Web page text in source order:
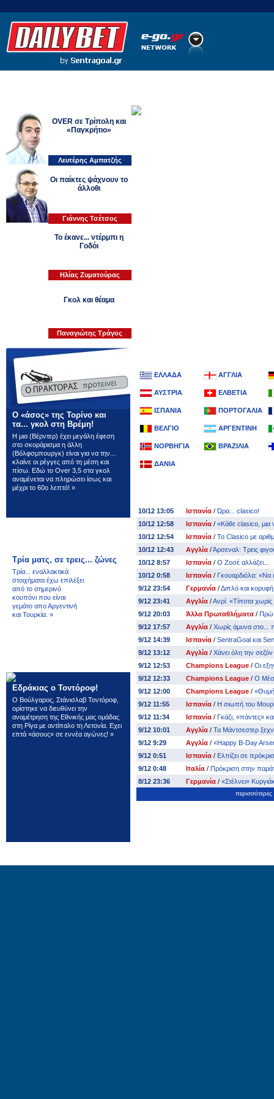
OVER σε Τρίπολη και
«Παγκρήτιο»
Λευτέρης Αμπατζής
Οι παίκτες ψάχνουν το
άλλοθι
Γιάννης Τσέτσος
Το έκανε... ντέρμπι η
Γοδόι
Ηλίας Ζυματούρας
Γκολ και θέαμα
Παναγιώτης Τράγος
Ο «άσος» της Τορίνο και
τα... γκολ στη Βρέμη!
Η μια (Βέρντερ) έχει μεγάλη έφεση
στο σκοράρισμα η άλλη
(Βόλφσμπουργκ) είναι για να την...
κλαίνε οι ρέγγες από τη μέση και
πίσω. Εδώ το Over 3,5 στα γκολ
αναμένεται να πληρώσει ίσως και
μέχρι το 60ο λεπτό! »
Τρία ματς, σε τρεις... ζώνες
Τρία... εναλλακτικά
στοιχήματα έχω επιλέξει
από το σημερινό
κουπόνι που είναι
γεμάτο απο Αργεντινή
και Τουρκία. »
Εδράκιας ο Τοντόροφ!
Ο Βούλγαρος, Στάνισλαβ Τοντόροφ,
ορίστηκε να διευθύνει την
αναμέτρηση της Εθνικής μας ομάδας
στη Ρίγα με αντίπαλο τη Λετονία. Εχει
επτά «άσους» σε εννέα αγώνες! »
ΕΛΛΑΔΑ ΑΓΓΛΙΑ
ΑΥΣΤΡΙΑ ΕΛΒΕΤΙΑ
ΙΣΠΑΝΙΑ ΠΟΡΤΟΓΑΛΙΑ
ΒΕΛΓΙΟ ΑΡΓΕΝΤΙΝΗ
ΝΟΡΒΗΓΙΑ ΒΡΑΖΙΛΙΑ
ΔΑΝΙΑ
10/12 13:05 Ισπανία /Ώρα... clasico!
10/12 12:58
Ισπανία / «Kάθε clasico, μια
10/12 12:54
Ισπανία / Το Clasico με
10/12 12:43
Αγγλία /Άρσεναλ: Τρεις
10/12 8:57
Ισπανία / Ο Ζοσέ αλλάζει...
10/12 0:58
Ισπανία / Γκουαρδιόλα: «Να
9/12 23:54
Γερμανία /Διπλό και
9/12 23:41
Αγγλία /Ανρί: «Τίποτα
9/12 20:03
Άλλα Πρωταθλήματα /
9/12 17:57
Αγγλία / Χωρίς άμυνα στο...
9/12 14:39
Ισπανία / SentraGoal και
9/12 13:12
Αγγλία / Χάνει όλη την σεζόν
9/12 12:53
Champions League / Οι
9/12 12:33
Champions League / Ο
9/12 12:00
Champions League /
9/12 11:55
Ισπανία / Η σιωπή του
9/12 11:34
Ισπανία / Γκάζι, «πάντες»
9/12 10:01
Αγγλία / Τα Μάντσεστερ
9/12 9:29
Αγγλία / «Happy B-Day
9/12 0:51
Ισπανία / Ελπίζει σε
9/12 0:48
Ιταλία / Πρόκριση στην
8/12 23:36
Γερμανία / «Στέλνει»
περισσότερες